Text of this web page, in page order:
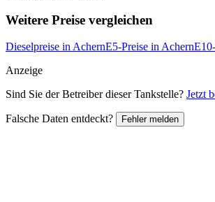
Weitere Preise vergleichen
Dieselpreise in AchernE5-Preise in Achern
Anzeige
Sind Sie der Betreiber dieser Tankstelle? Jetzt
Falsche Daten entdeckt? Fehler melden